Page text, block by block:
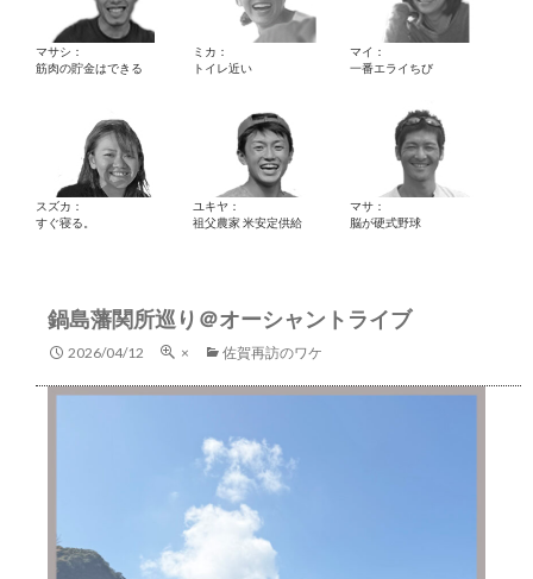
マサシ：
筋肉の貯金はできる
ミカ：
トイレ近い
マイ：
一番エライちび
スズカ：
すぐ寝る。
ユキヤ：
祖父農家 米安定供給
マサ：
脳が硬式野球
鍋島藩関所巡り＠オーシャントライブ
2026/04/12 × 佐賀再訪のワケ